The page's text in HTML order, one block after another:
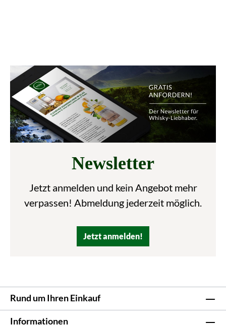
Newsletter
Jetzt anmelden und kein Angebot mehr
verpassen! Abmeldung jederzeit möglich.
Jetzt anmelden!
Rund um Ihren Einkauf
Informationen